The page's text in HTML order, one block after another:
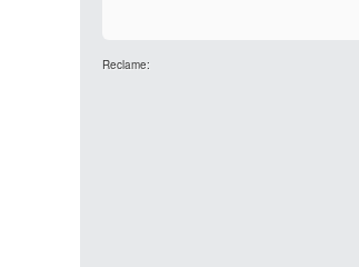
Reclame: